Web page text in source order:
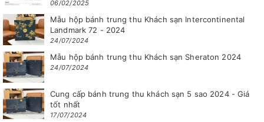
06/02/2025
Mẫu hộp bánh trung thu Khách sạn Intercontinental
Landmark 72 - 2024
24/07/2024
Mẫu hộp bánh trung thu Khách sạn Sheraton 2024
24/07/2024
Cung cấp bánh trung thu khách sạn 5 sao 2024 - Giá
tốt nhất
17/07/2024